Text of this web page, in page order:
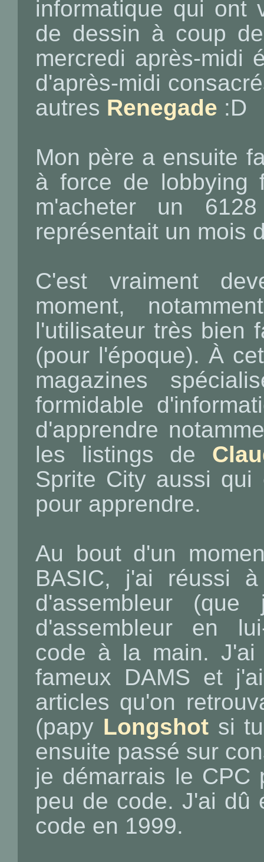
informatique qui ont
de dessin à coup
mercredi après-midi
d'après-midi
autres Renegade :D
Mon père a ensuite
à force de lobbying
m'acheter un
représentait un mois
C'est vraiment
moment,
l'utilisateur très bien
(pour l'époque). À
magazines
formidable
d'apprendre
les listings de
Sprite City aussi
pour apprendre.
Au bout d'un
BASIC, j'ai réussi
d'assembleur
d'assembleur en
code à la main.
fameux DAMS et
articles qu'on
(papy Longshotsi tu
ensuite passé sur
je démarrais le CPC
peu de code. J'ai dû
code en 1999.